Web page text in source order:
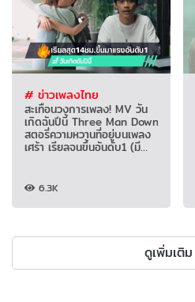
# ข่าวเพลงไทย
สะเทือนวงการเพลง! MV วัน
เกิดฉันปีนี้ Three Man Down
สตอรี่ความหวานที่อยู่บนเพลง
เศร้า เรียลจนขึ้นอันดับ1 (มี
6.3K
ดูเพิ่มเติม